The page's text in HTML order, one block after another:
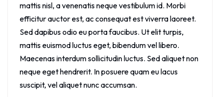
mattis nisl, a venenatis neque vestibulum id. Morbi
efficitur auctor est, ac consequat est viverra laoreet.
Sed dapibus odio eu porta faucibus. Ut elit turpis,
mattis euismod luctus eget, bibendum vel libero.
Maecenas interdum sollicitudin luctus. Sed aliquet non
neque eget hendrerit. In posuere quam eu lacus
suscipit, vel aliquet nunc accumsan.